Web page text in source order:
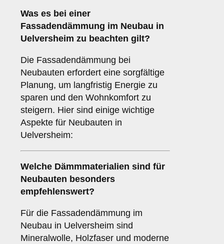
Was es bei einer
Fassadendämmung im Neubau in
Uelversheim zu beachten gilt?
Die Fassadendämmung bei
Neubauten erfordert eine sorgfältige
Planung, um langfristig Energie zu
sparen und den Wohnkomfort zu
steigern. Hier sind einige wichtige
Aspekte für Neubauten in
Uelversheim:
Welche Dämmmaterialien sind für
Neubauten besonders
empfehlenswert?
Für die Fassadendämmung im
Neubau in Uelversheim sind
Mineralwolle, Holzfaser und moderne